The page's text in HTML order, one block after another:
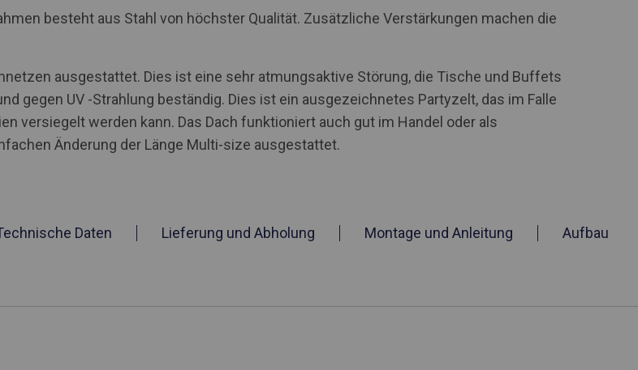
besteht aus Stahl von höchster Qualität. Zusätzliche Verstärkungen machen die
ausgestattet. Dies ist eine sehr atmungsaktive Störung, die Tische und Buffets
gegen UV -Strahlung beständig. Dies ist ein ausgezeichnetes Partyzelt, das im Falle
versiegelt werden kann. Das Dach funktioniert auch gut im Handel oder als
Änderung der Länge Multi-size ausgestattet.
Daten Lieferung und Abholung Montage und Anleitung Aufbau